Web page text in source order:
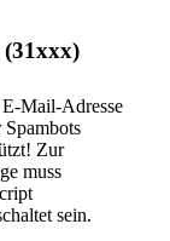
(31xxx)
Mail-Adresse
Spambots
Zur
muss
sein.